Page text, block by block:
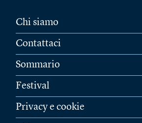
Chi siamo
Contattaci
Sommario
Festival
Privacy e cookie